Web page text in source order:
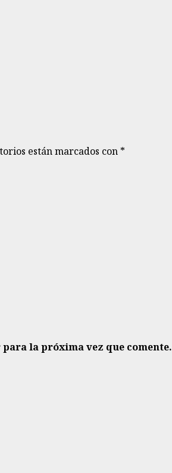
están marcados con *
la próxima vez que comente.